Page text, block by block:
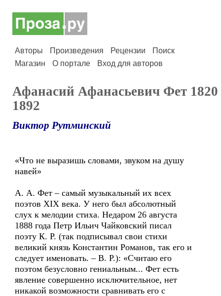
Авторы Произведения Рецензии
Поиск
Магазин
О портале Вход для авторов
Афанасий Афанасьевич Фет 1820
1892
Виктор Рутминский
«Что не выразишь словами, звуком на душу
навей»
А. А. Фет – самый музыкальный их всех
поэтов XIX века. У него был абсолютный
слух к мелодии стиха. Недаром 26 августа
1888 года Петр Ильич Чайковский писал
поэту К. Р. (так подписывал свои стихи
великий князь Константин Романов, так его и
следует именовать. – В. Р.): «Считаю его
поэтом безусловно гениальным... Фет есть
явление совершенно исключительное, нет
никакой возможности сравнивать его с